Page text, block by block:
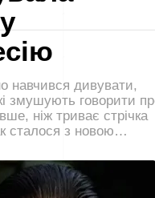
навчився дивувати,
змушують говорити
ніж триває стрічка
сталося з новою…